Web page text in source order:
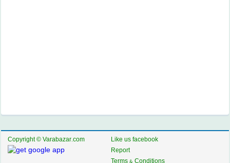
Copyright © Varabazar.com
Like us facebook
Report
Terms & Conditions